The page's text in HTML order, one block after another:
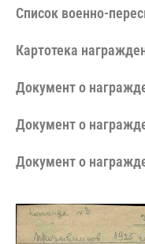
Cписок военно-
Картотека
Документ о
Документ о
Документ о